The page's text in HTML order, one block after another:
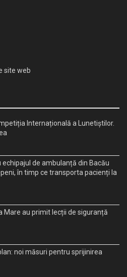
site web
Internațională a Lunetiștilor.
de ambulanță din Bacău
în timp ce transporta pacienți la
Mare au primit lecții de siguranță
noi măsuri pentru sprijinirea